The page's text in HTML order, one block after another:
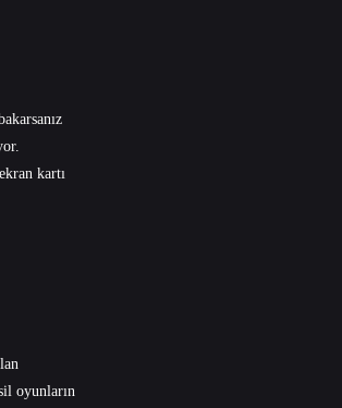
kartı
oyunların